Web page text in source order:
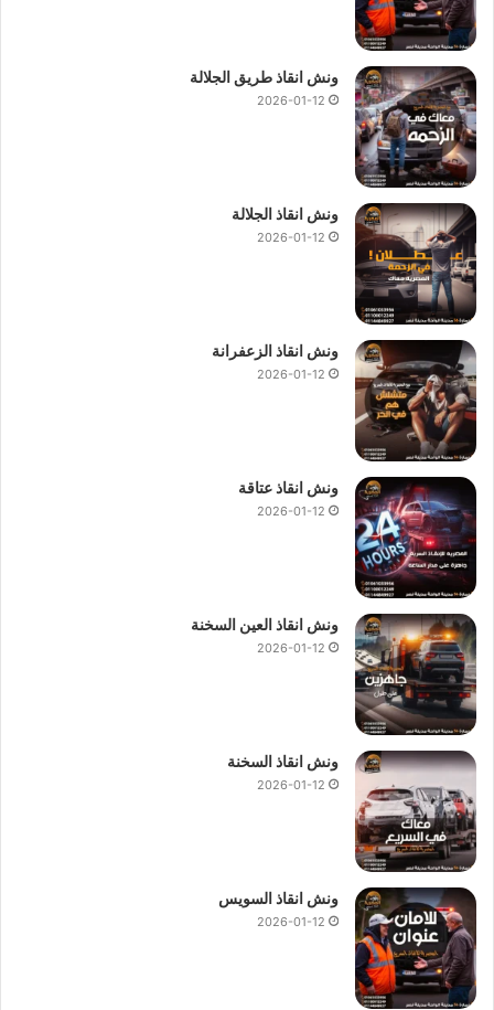
ونش انقاذ طريق الجلالة
2026-01-12
ونش انقاذ الجلالة
2026-01-12
ونش انقاذ الزعفرانة
2026-01-12
ونش انقاذ عتاقة
2026-01-12
ونش انقاذ العين السخنة
2026-01-12
ونش انقاذ السخنة
2026-01-12
ونش انقاذ السويس
2026-01-12